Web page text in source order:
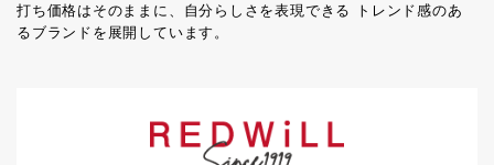
打ち価格はそのままに、自分らしさを表現できる
トレンド感のあ
るブランドを展開しています。